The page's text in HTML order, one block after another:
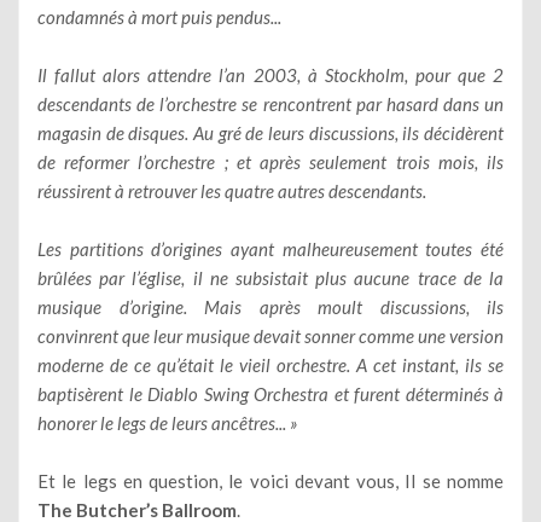
condamnés à mort puis pendus...
Il fallut alors attendre l’an 2003, à Stockholm, pour que 2
descendants de l’orchestre se rencontrent par hasard dans un
magasin de disques. Au gré de leurs discussions, ils décidèrent
de reformer l’orchestre ; et après seulement trois mois, ils
réussirent à retrouver les quatre autres descendants.
Les partitions d’origines ayant malheureusement toutes été
brûlées par l’église, il ne subsistait plus aucune trace de la
musique d’origine. Mais après moult discussions, ils
convinrent que leur musique devait sonner comme une version
moderne de ce qu’était le vieil orchestre. A cet instant, ils se
baptisèrent le Diablo Swing Orchestra et furent déterminés à
honorer le legs de leurs ancêtres... »
Et le legs en question, le voici devant vous, Il se nomme
The Butcher’s Ballroom.